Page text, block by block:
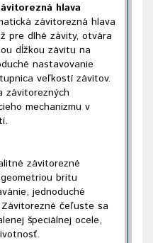
hlava
závitorezná hlava
pre dlhé závity, otvára
dĺžkou závitu na
nastavovanie
veľkostí závitov.
závitorezných
mechanizmu v
závitorezné
britu
jednoduché
čeľuste sa
špeciálnej ocele,